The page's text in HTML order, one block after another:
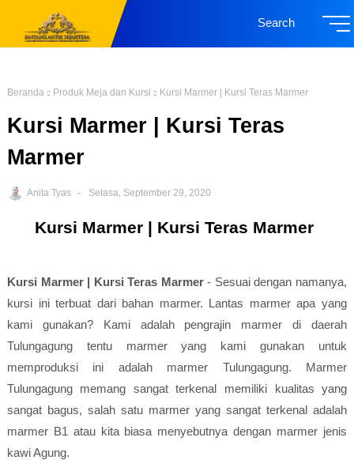
Search
Beranda Produk Meja dan Kursi Kursi Marmer | Kursi Teras Marmer
Kursi Marmer | Kursi Teras
Marmer
Anita Tyas Selasa, September 29, 2020
Kursi Marmer | Kursi Teras Marmer
Kursi Marmer | Kursi Teras Marmer- Sesuai dengan namanya,
kursi ini terbuat dari bahan marmer. Lantas marmer apa yang
kami gunakan? Kami adalah pengrajin marmer di daerah
Tulungagung tentu marmer yang kami gunakan untuk
memproduksi ini adalah marmer Tulungagung. Marmer
Tulungagung memang sangat terkenal memiliki kualitas yang
sangat bagus, salah satu marmer yang sangat terkenal adalah
marmer B1 atau kita biasa menyebutnya dengan marmer jenis
kawi Agung.